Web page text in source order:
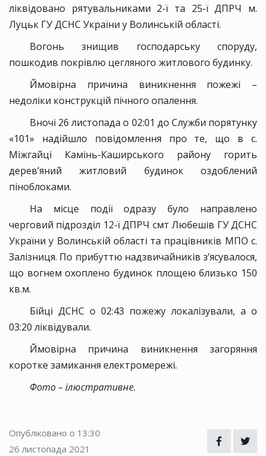
ліквідовано рятувальниками 2-ї та 25-ї ДПРЧ м.
Луцьк ГУ ДСНС України у Волинській області.
Вогонь знищив господарську споруду,
пошкодив покрівлю цегляного житлового будинку.
Ймовірна причина виникнення пожежі –
недоліки конструкцій пічного опалення.
Вночі 26 листопада о 02:01 до Служби порятунку
«101» надійшло повідомлення про те, що в с.
Міжгайці Камінь-Каширського району горить
дерев’яний житловий будинок оздоблений
піноблоками.
На місце події одразу було направлено
черговий підрозділ 12-ї ДПРЧ смт Любешів ГУ ДСНС
України у Волинській області та працівників МПО с.
Залізниця. По прибуттю надзвичайників з’ясувалося,
що вогнем охоплено будинок площею близько 150
кв.м.
Бійці ДСНС о 02:43 пожежу локалізували, а о
03:20 ліквідували.
Ймовірна причина виникнення загоряння
коротке замикання електромережі.
Фото – ілюстративне.
Опубліковано о 13:30
26 листопада 2021